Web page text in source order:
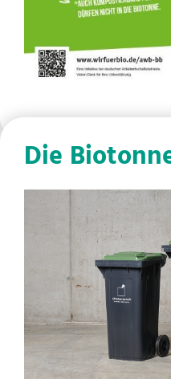
Die